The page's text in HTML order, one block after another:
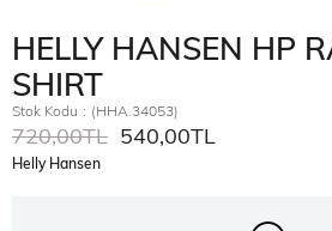
HELLY HANSEN HP
SHIRT
Stok Kodu (HHA.34053)
720,00TL 540,00TL
Helly Hansen